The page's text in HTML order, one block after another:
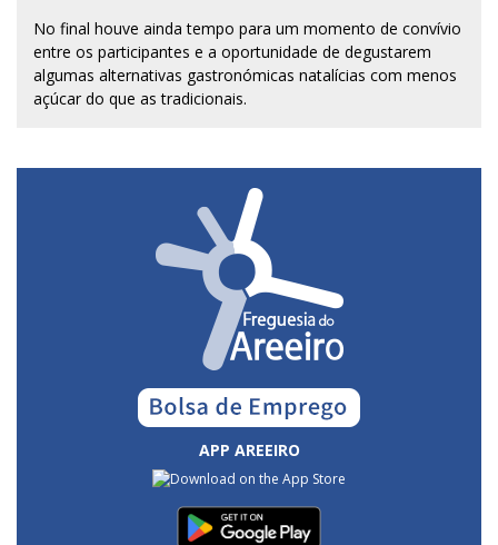
No final houve ainda tempo para um momento de convívio
entre os participantes e a oportunidade de degustarem
algumas alternativas gastronómicas natalícias com menos
açúcar do que as tradicionais.
APP AREEIRO